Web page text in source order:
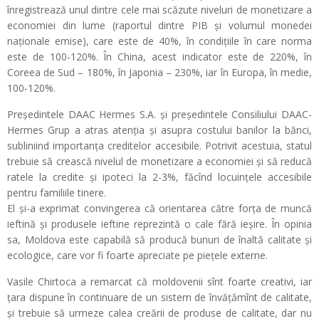
înregistrează unul dintre cele mai scăzute niveluri de monetizare a
economiei din lume (raportul dintre PIB și volumul monedei
naționale emise), care este de 40%, în condițiile în care norma
este de 100-120%. În China, acest indicator este de 220%, în
Coreea de Sud – 180%, în Japonia – 230%, iar în Europa, în medie,
100-120%.
Președintele DAAC Hermes S.A. și președintele Consiliului DAAC-
Hermes Grup a atras atenția și asupra costului banilor la bănci,
subliniind importanța creditelor accesibile. Potrivit acestuia, statul
trebuie să crească nivelul de monetizare a economiei și să reducă
ratele la credite și ipoteci la 2-3%, făcînd locuințele accesibile
pentru familiile tinere.
El și-a exprimat convingerea că orientarea către forța de muncă
ieftină și produsele ieftine reprezintă o cale fără ieșire. În opinia
sa, Moldova este capabilă să producă bunuri de înaltă calitate și
ecologice, care vor fi foarte apreciate pe piețele externe.
Vasile Chirtoca a remarcat că moldovenii sînt foarte creativi, iar
țara dispune în continuare de un sistem de învățămînt de calitate,
și trebuie să urmeze calea creării de produse de calitate, dar nu